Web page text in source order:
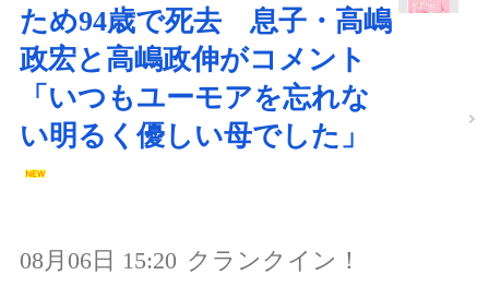
ため94歳で死去 息子・高嶋
政宏と高嶋政伸がコメント
「いつもユーモアを忘れな
い明るく優しい母でした」
08月06日 15:20 クランクイン！